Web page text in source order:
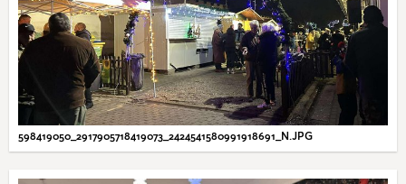
598419050_2917905718419073_2424541580991918691_N.JPG